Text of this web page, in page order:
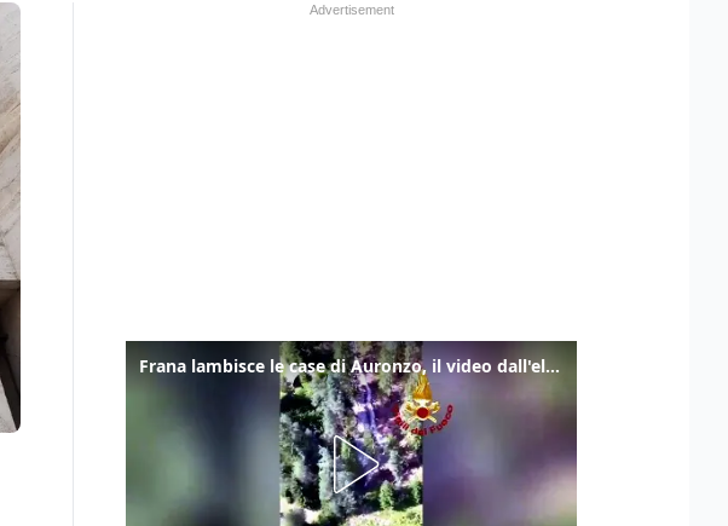
Frana lambisce le case di Auronzo, il video dall'elicottero dei vigili del fuoco